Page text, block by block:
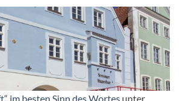
im besten Sinn des Wortes unter